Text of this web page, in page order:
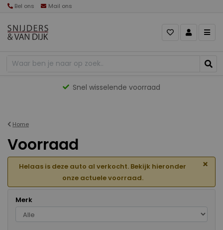
Bel ons Mail ons
Gevarieerd aanbod
Home
Voorraad
Helaas is deze auto al verkocht. Bekijk hieronder
onze actuele voorraad.
×
Merk